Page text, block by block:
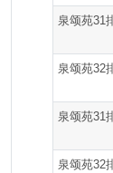
泉颂苑31
泉颂苑32
泉颂苑31
泉颂苑32